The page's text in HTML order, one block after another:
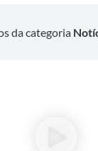
da categoria